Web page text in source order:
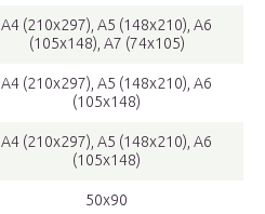
А4 (210х297), А5 (148х210), А6
(105х148), А7 (74х105)
А4 (210х297), А5 (148х210), А6
(105х148)
А4 (210х297), А5 (148х210), А6
(105х148)
50х90